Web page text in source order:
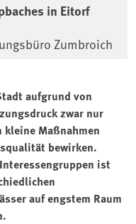
in Eitorf
Zumbroich
aufgrund von
zwar nur
Maßnahmen
bewirken.
ist
auf engstem Raum